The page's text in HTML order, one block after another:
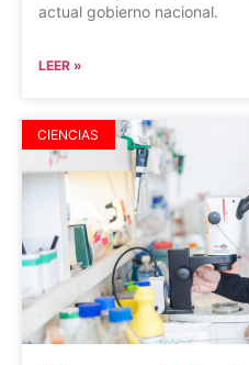
actual gobierno nacional.
LEER »
CIENCIAS